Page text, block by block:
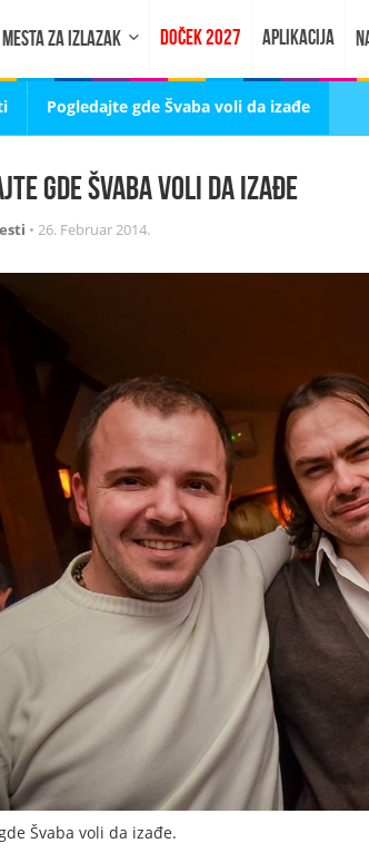
MESTA ZA IZLAZAK DOČEK 2027 APLIKACIJA
Pogledajte gde Švaba voli da izađe
gde Švaba voli da izađe
• 26. Februar 2014.
Švaba voli da izađe.